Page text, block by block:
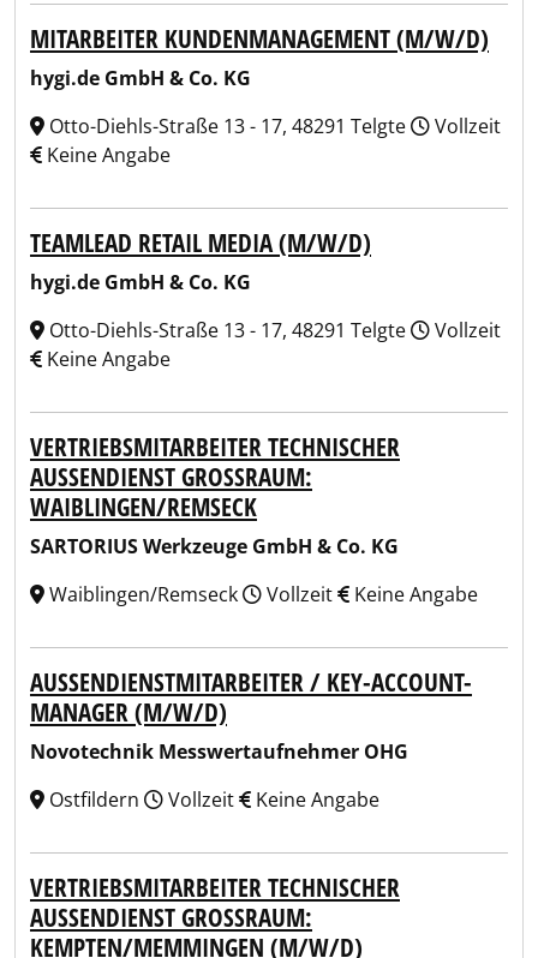
MITARBEITER KUNDENMANAGEMENT (M/W/D)
hygi.de GmbH & Co. KG
Otto-Diehls-Straße 13 - 17, 48291 Telgte
Vollzeit
Keine Angabe
TEAMLEAD RETAIL MEDIA (M/W/D)
hygi.de GmbH & Co. KG
Otto-Diehls-Straße 13 - 17, 48291 Telgte
Vollzeit
Keine Angabe
VERTRIEBSMITARBEITER TECHNISCHER
AUSSENDIENST GROSSRAUM: WA
IBLINGEN/REMSECK
SARTORIUS Werkzeuge GmbH & Co. KG
Waiblingen/Remseck
Vollzeit Keine Angabe
AUSSENDIENSTMITARBEITER / KEY-ACCOUNT-M
ANAGER (M/W/D)
Novotechnik Messwertaufnehmer OHG
Ostfildern
Vollzeit Keine Angabe
VERTRIEBSMITARBEITER TECHNISCHER
AUSSENDIENST GROSSRAUM: KE
MPTEN/MEMMINGEN (M/W/D)